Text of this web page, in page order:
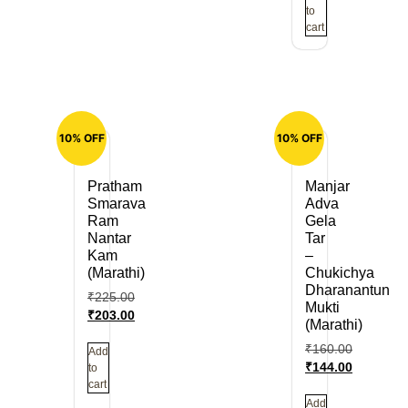
to
cart
10% OFF
Pratham
Smarava
Ram
Nantar
Kam
(Marathi)
₹225.00
₹203.00
Add
to
cart
10% OFF
Manjar
Adva
Gela
Tar
–
Chukichya
Dharanantun
Mukti
(Marathi)
₹160.00
₹144.00
Add